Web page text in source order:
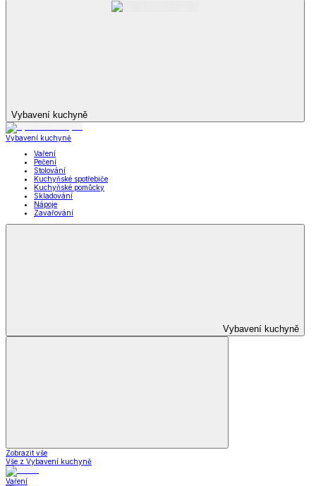
Vybavení kuchyně
Vybavení kuchyně
Vaření
Pečení
Stolování
Kuchyňské spotřebiče
Kuchyňské pomůcky
Skladování
Nápoje
Zavařování
Vybavení kuchyně
Zobrazit vše
Vše z Vybavení kuchyně
Vaření